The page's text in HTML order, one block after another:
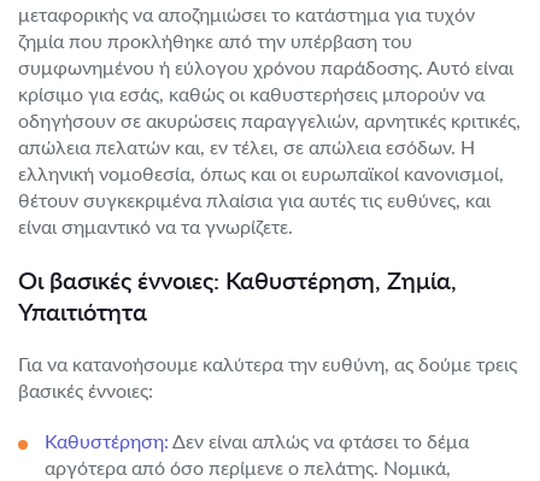
μεταφορικής να αποζημιώσει το κατάστημα για τυχόν
ζημία που προκλήθηκε από την υπέρβαση του
συμφωνημένου ή εύλογου χρόνου παράδοσης. Αυτό είναι
κρίσιμο για εσάς, καθώς οι καθυστερήσεις μπορούν να
οδηγήσουν σε ακυρώσεις παραγγελιών, αρνητικές κριτικές,
απώλεια πελατών και, εν τέλει, σε απώλεια εσόδων. Η
ελληνική νομοθεσία, όπως και οι ευρωπαϊκοί κανονισμοί,
θέτουν συγκεκριμένα πλαίσια για αυτές τις ευθύνες, και
είναι σημαντικό να τα γνωρίζετε.
Οι βασικές έννοιες: Καθυστέρηση, Ζημία,
Υπαιτιότητα
Για να κατανοήσουμε καλύτερα την ευθύνη, ας δούμε τρεις
βασικές έννοιες:
Καθυστέρηση: Δεν είναι απλώς να φτάσει το δέμα
αργότερα από όσο περίμενε ο πελάτης. Νομικά,